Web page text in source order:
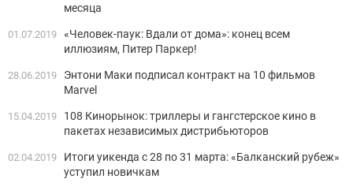
месяца
01.07.2019 «Человек-паук: Вдали от дома»: конец всем
иллюзиям, Питер Паркер!
28.06.2019
Энтони Маки подписал контракт на 10 фильмов
Marvel
15.04.2019
108 Кинорынок: триллеры и гангстерское кино в
пакетах независимых дистрибьюторов
02.04.2019
Итоги уикенда с 28 по 31 марта: «Балканский рубеж»
уступил новичкам